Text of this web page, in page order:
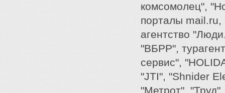
комсомолец",
порталы mail.ru,
агентство
"ВБРР",
сервис",
"JTI", "Shnider
"Метрот",